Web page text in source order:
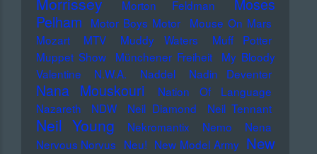
Morton Feldman
Moses
Pelham
Motor Boys Motor
Mouse On Mars
Mozart
MTV Muddy Waters
Muff Potter
Muppet Show
Münchener Freiheit
My Bloody
Valentine
N.W.A. Naddel Nadin Deventer
Nana Mouskouri
Nation Of Language
Nazareth
NDW Neil Diamond Neil Tennant
Neil Young Nekromantix Nemo
Nena
Nervous Norvus Neu! New Model Army New